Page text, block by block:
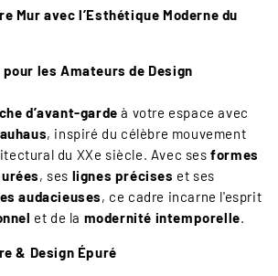
Mur avec l’Esthétique Moderne du
les Amateurs de Design
d’avant-garde à votre espace avec
, inspiré du célèbre mouvement
du XXe siècle. Avec sesformes
, ses lignes précises et ses
audacieuses, ce cadre incarne l'esprit
et de la modernité intemporelle.
& Design Épuré